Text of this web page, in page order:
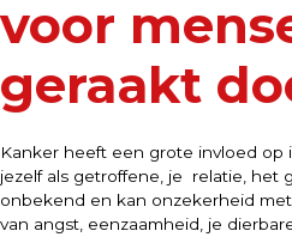
voor
geraakt
Kanker heeft een grote invloed op
jezelf als getroffene, je relatie, het
onbekend en kan onzekerheid
van angst, eenzaamheid, je